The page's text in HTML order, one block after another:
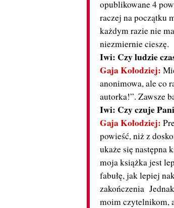
opublikowane 4
raczej na początku
każdym razie nie
niezmiernie cieszę.
Iwi: Czy ludzie
Gaja Kołodziej:
anonimowa, ale co
autorka!”. Zawsze
Iwi: Czy czuje
Gaja Kołodziej:
powieść, niż z
ukaże się następna
moja książka jest
fabułę, jak lepiej
zakończenia
moim czytelnikom,